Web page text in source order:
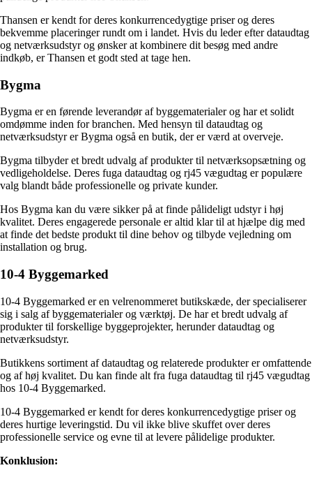
Thansen er kendt for deres konkurrencedygtige priser og deres
bekvemme placeringer rundt om i landet. Hvis du leder efter dataudtag
og netværksudstyr og ønsker at kombinere dit besøg med andre
indkøb, er Thansen et godt sted at tage hen.
Bygma
Bygma er en førende leverandør af byggematerialer og har et solidt
omdømme inden for branchen. Med hensyn til dataudtag og
netværksudstyr er Bygma også en butik, der er værd at overveje.
Bygma tilbyder et bredt udvalg af produkter til netværksopsætning og
vedligeholdelse. Deres fuga dataudtag og rj45 vægudtag er populære
valg blandt både professionelle og private kunder.
Hos Bygma kan du være sikker på at finde pålideligt udstyr i høj
kvalitet. Deres engagerede personale er altid klar til at hjælpe dig med
at finde det bedste produkt til dine behov og tilbyde vejledning om
installation og brug.
10-4 Byggemarked
10-4 Byggemarked er en velrenommeret butikskæde, der specialiserer
sig i salg af byggematerialer og værktøj. De har et bredt udvalg af
produkter til forskellige byggeprojekter, herunder dataudtag og
netværksudstyr.
Butikkens sortiment af dataudtag og relaterede produkter er omfattende
og af høj kvalitet. Du kan finde alt fra fuga dataudtag til rj45 vægudtag
hos 10-4 Byggemarked.
10-4 Byggemarked er kendt for deres konkurrencedygtige priser og
deres hurtige leveringstid. Du vil ikke blive skuffet over deres
professionelle service og evne til at levere pålidelige produkter.
Konklusion: